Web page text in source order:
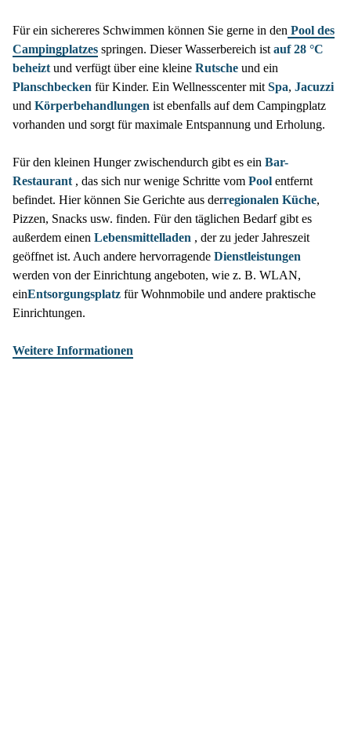
Für ein sichereres Schwimmen können Sie gerne in den Pool des
Campingplatzes springen. Dieser Wasserbereich ist auf 28 °C
beheizt und verfügt über eine kleine Rutsche und ein
Planschbecken für Kinder. Ein Wellnesscenter mit Spa, Jacuzzi
und Körperbehandlungen ist ebenfalls auf dem Campingplatz
vorhanden und sorgt für maximale Entspannung und Erholung.
Für den kleinen Hunger zwischendurch gibt es ein Bar-
Restaurant , das sich nur wenige Schritte vom Pool entfernt
befindet. Hier können Sie Gerichte aus derregionalen Küche,
Pizzen, Snacks usw. finden. Für den täglichen Bedarf gibt es
außerdem einen Lebensmittelladen , der zu jeder Jahreszeit
geöffnet ist. Auch andere hervorragende Dienstleistungen
werden von der Einrichtung angeboten, wie z. B. WLAN,
einEntsorgungsplatz für Wohnmobile und andere praktische
Einrichtungen.
Weitere Informationen